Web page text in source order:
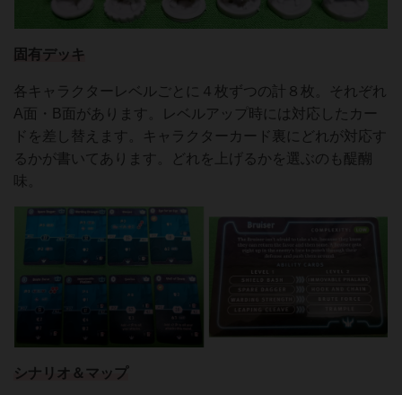
固有デッキ
各キャラクターレベルごとに４枚ずつの計８枚。それぞれ
A面・B面があります。レベルアップ時には対応したカー
ドを差し替えます。キャラクターカード裏にどれが対応す
るかが書いてあります。どれを上げるかを選ぶのも醍醐
味。
シナリオ＆マップ